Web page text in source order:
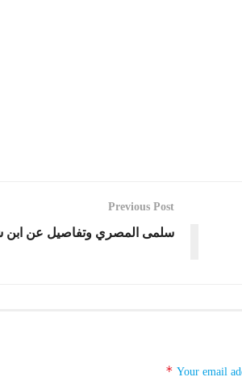
Previous Post
سلمى المصري وتفاصيل عن ابن
Your email
*